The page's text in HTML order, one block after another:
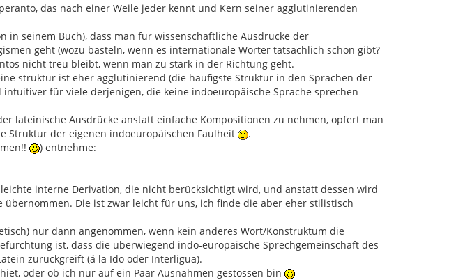
das nach einer Weile jeder kennt und Kern seiner agglutinierenden
in seinem Buch), dass man für wissenschaftliche Ausdrücke der
geht (wozu basteln, wenn es internationale Wörter tatsächlich schon gibt?
nicht treu bleibt, wenn man zu stark in der Richtung geht.
struktur ist eher agglutinierend (die häufigste Struktur in den Sprachen der
für viele derjenigen, die keine indoeuropäische Sprache sprechen
lateinische Ausdrücke anstatt einfache Kompositionen zu nehmen, opfert man
Struktur der eigenen indoeuropäischen Faulheit
.
) entnehme:
interne Derivation, die nicht berücksichtigt wird, und anstatt dessen wird
übernommen. Die ist zwar leicht für uns, ich finde die aber eher stilistisch
nur dann angenommen, wenn kein anderes Wort/Konstruktum die
ist, dass die überwiegend indo-europäische Sprechgemeinschaft des
zurückgreift (á la Ido oder Interligua).
oder ob ich nur auf ein Paar Ausnahmen gestossen bin